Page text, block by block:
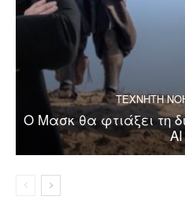
ΤΕΧΝΗΤΗ
Ο Μασκ θα φτιάξει τη
AI